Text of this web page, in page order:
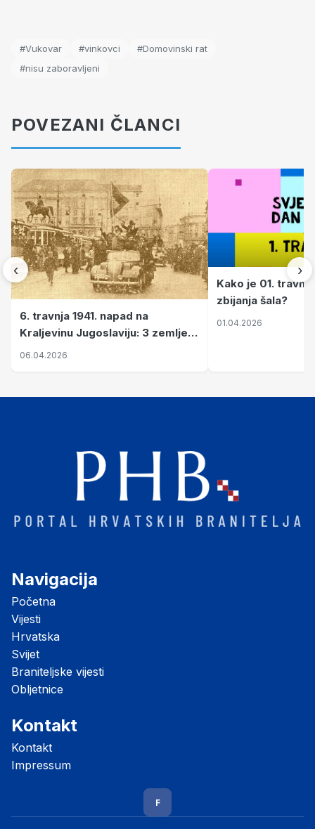
#Vukovar #vinkovci
#Domovinski rat
#nisu zaboravljeni
POVEZANI ČLANCI
‹
6. travnja 1941. napad na
Kraljevinu Jugoslaviju: 3 zemlje
nastale njenim raspadom
06.04.2026
Kako je 01.
zbijanja šala?
01.04.2026
›
Navigacija
Početna
Vijesti
Hrvatska
Svijet
Braniteljske vijesti
Obljetnice
Kontakt
Kontakt
Impressum
F